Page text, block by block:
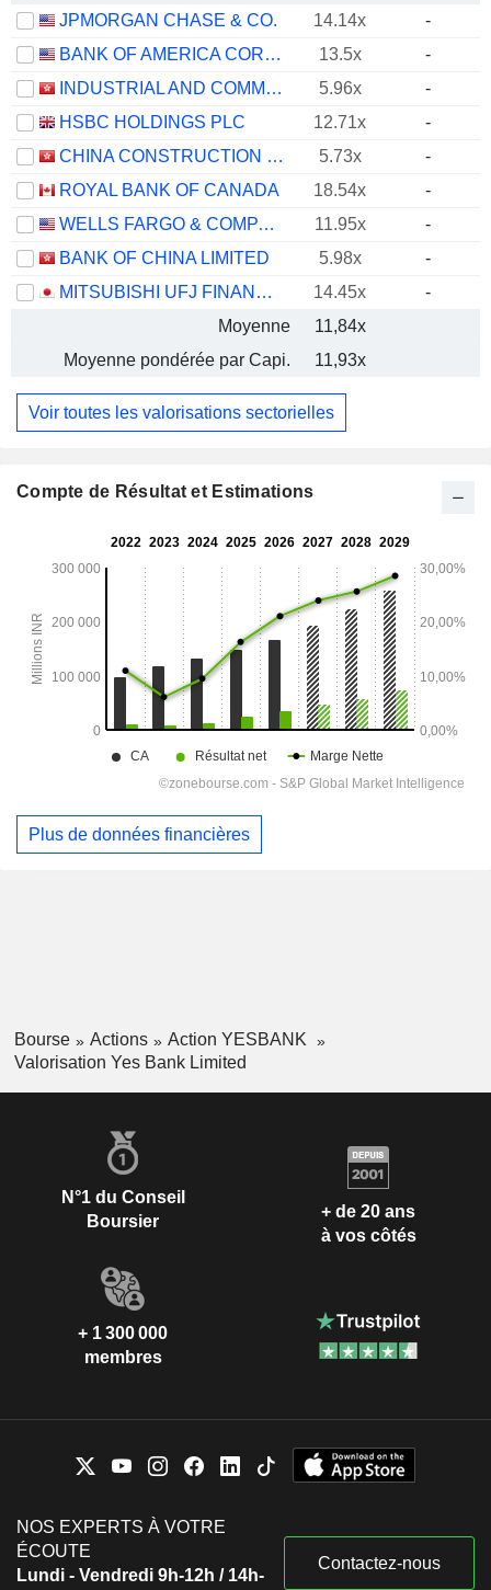
JPMORGAN CHASE & CO.
14.14x
-
BANK OF AMERICA CORPORATION
13.5x
-
INDUSTRIAL AND COMMERCIAL BANK OF CHINA LIMITED
5.96x
-
HSBC HOLDINGS PLC
12.71x
-
CHINA CONSTRUCTION BANK CORPORATION
5.73x
-
ROYAL BANK OF CANADA
18.54x
-
WELLS FARGO & COMPANY
11.95x
-
BANK OF CHINA LIMITED
5.98x
-
MITSUBISHI UFJ FINANCIAL GROUP, INC.
14.45x
-
Moyenne
11,84x
Moyenne pondérée par Capi.
11,93x
Voir toutes les valorisations sectorielles
Compte de Résultat et Estimations
Plus de données financières
Bourse Actions
Action YESBANK
Valorisation Yes Bank Limited
N°1 du Conseil
Boursier
+ de 20 ans
à vos côtés
+ 1 300 000
membres
NOS EXPERTS À VOTRE
ÉCOUTE
Lundi - Vendredi 9h-12h / 14h-
Contactez-nous